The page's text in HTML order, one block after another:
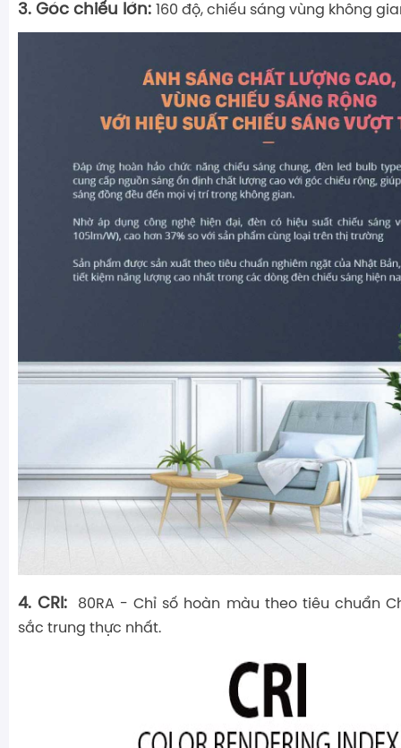
3. Góc chiếu lớn: 160 độ, chiếu sáng vùng không
4. CRI:
80RA - Chỉ số hoàn màu theo tiêu chuẩn
sắc trung thực nhất.